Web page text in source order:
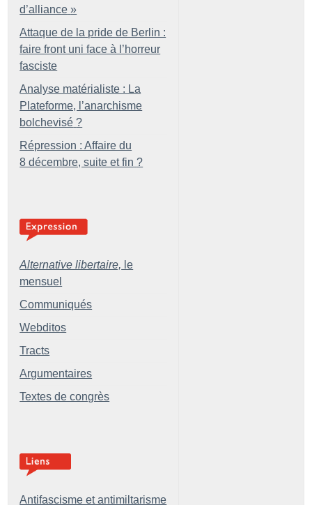
d’alliance »
Attaque de la pride de Berlin :
faire front uni face à l’horreur
fasciste
Analyse matérialiste : La
Plateforme, l’anarchisme
bolchevisé ?
Répression : Affaire du
8 décembre, suite et fin ?
Alternative libertaire, le
mensuel
Communiqués
Webditos
Tracts
Argumentaires
Textes de congrès
Antifascisme et antimiltarisme